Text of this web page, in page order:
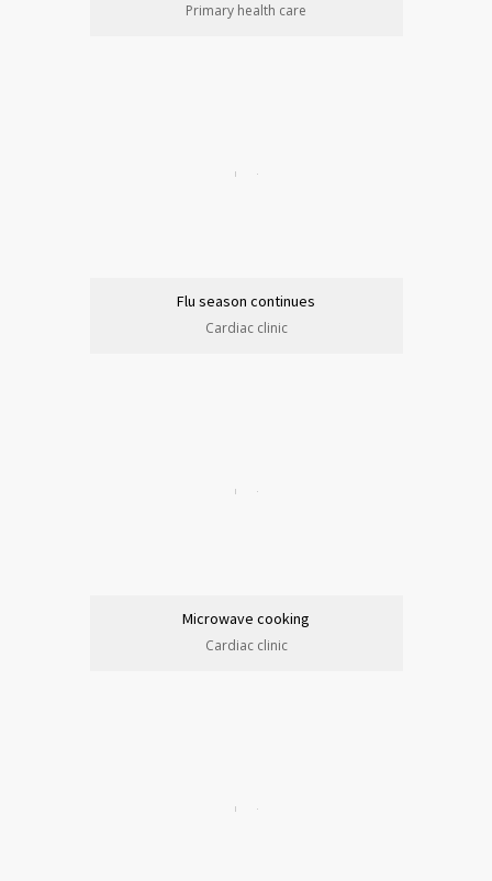
Primary health care
Flu season continues
Cardiac clinic
Microwave cooking
Cardiac clinic